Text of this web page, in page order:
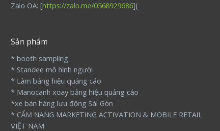
Zalo OA: [https://zalo.me/0568929686](
Sản phẩm
* booth sampling
* Standee mô hình người
* Làm bảng hiệu quảng cáo
* Manocanh xoay bảng hiệu quảng cáo
*xe bán hàng lưu động Sài Gòn
* CẨM NANG MARKETING ACTIVATION & MOBILE RETAIL
VIỆT NAM